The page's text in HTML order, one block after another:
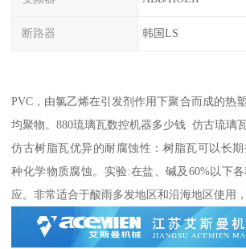
断路器 韩国LS
PVC，由氯乙烯在引发剂作用下聚合而成的热
均聚物。880琉璃瓦数控机器多少钱 仿古琉璃
仿古树脂瓦优异的耐腐蚀性：树脂瓦可以长
种化学物质腐蚀。实验:在盐、碱及60%以下
应。非常适合于酸雨多发地区和沿海地区使用